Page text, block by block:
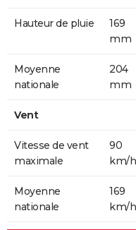
Hauteur de pluie
169
mm
Moyenne
nationale
204
mm
Vent
Vitesse de vent
maximale
90
km/h
Moyenne
nationale
169
km/h